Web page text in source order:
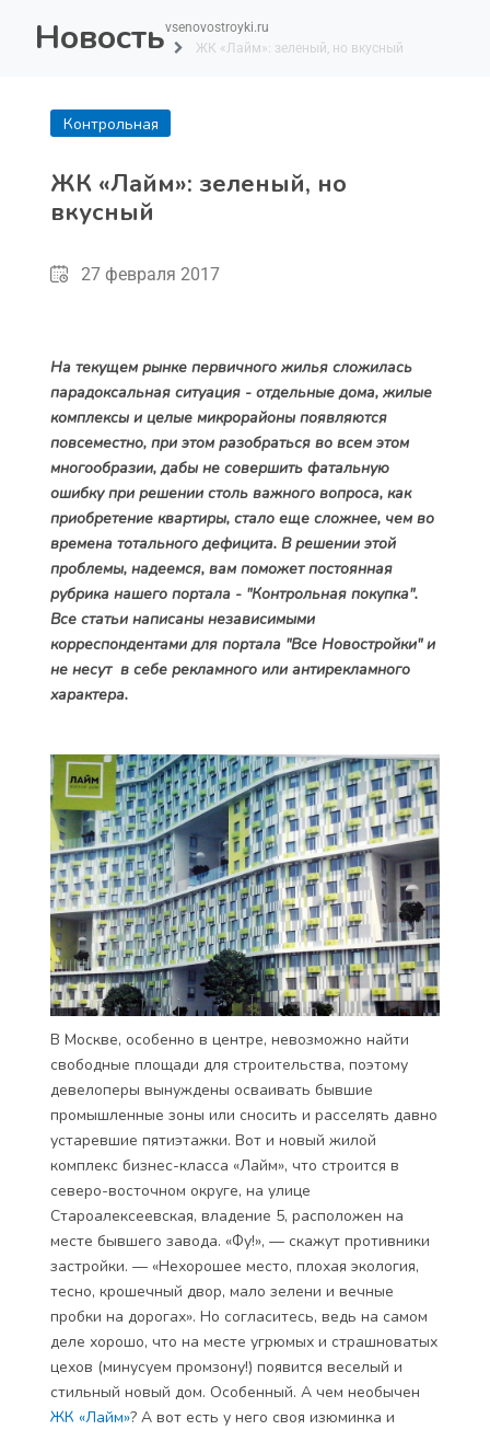
Новостьvsenovostroyki.ru
ЖК «Лайм»: зеленый, но вкусный
Контрольная
ЖК «Лайм»: зеленый, но
вкусный
27 февраля 2017
На текущем рынке первичного жилья сложилась
парадоксальная ситуация - отдельные дома, жилые
комплексы и целые микрорайоны появляются
повсеместно, при этом разобраться во всем этом
многообразии, дабы не совершить фатальную
ошибку при решении столь важного вопроса, как
приобретение квартиры, стало еще сложнее, чем во
времена тотального дефицита. В решении этой
проблемы, надеемся, вам поможет постоянная
рубрика нашего портала - "Контрольная покупка".
Все статьи написаны независимыми
корреспондентами для портала "Все Новостройки" и
не несут в себе рекламного или антирекламного
характера.
В Москве, особенно в центре, невозможно найти
свободные площади для строительства, поэтому
девелоперы вынуждены осваивать бывшие
промышленные зоны или сносить и расселять давно
устаревшие пятиэтажки. Вот и новый жилой
комплекс бизнес-класса «Лайм», что строится в
северо-восточном округе, на улице
Староалексеевская, владение 5, расположен на
месте бывшего завода. «Фу!», — скажут противники
застройки. — «Нехорошее место, плохая экология,
тесно, крошечный двор, мало зелени и вечные
пробки на дорогах». Но согласитесь, ведь на самом
деле хорошо, что на месте угрюмых и страшноватых
цехов (минусуем промзону!) появится веселый и
стильный новый дом. Особенный. А чем необычен
ЖК «Лайм»? А вот есть у него своя изюминка и